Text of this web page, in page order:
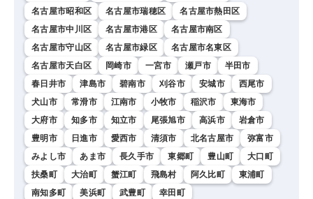
名古屋市昭和区 名古屋市瑞穂区
名古屋市熱田区
名古屋市中川区
名古屋市港区
名古屋市南区
名古屋市守山区
名古屋市緑区
名古屋市名東区
名古屋市天白区
岡崎市 一宮市 瀬戸市
半田市
春日井市
津島市 碧南市 刈谷市 安城市
西尾市
犬山市
常滑市 江南市 小牧市 稲沢市
東海市
大府市
知多市 知立市 尾張旭市 高浜市
岩倉市
豊明市
日進市 愛西市 清須市 北名古屋市
弥富市
みよし市
あま市 長久手市 東郷町 豊山町
大口町
扶桑町
大治町 蟹江町 飛島村 阿久比町
東浦町
南知多町
美浜町 武豊町 幸田町